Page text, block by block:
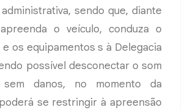
sendo que, diante
o veículo, conduza o
os equipamentos s à Delegacia
possível desconectar o som
danos, no momento da
se restringir à apreensão